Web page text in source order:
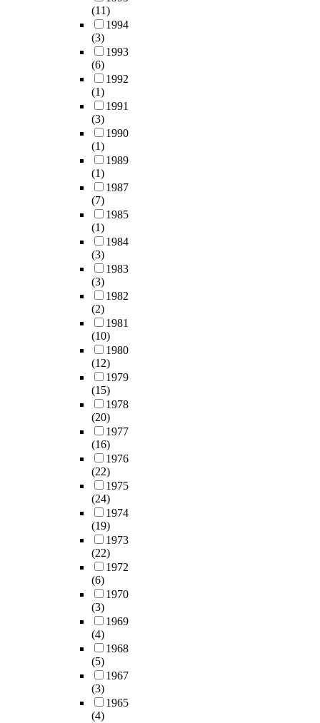
(11)
1994
(3)
1993
(6)
1992
(1)
1991
(3)
1990
(1)
1989
(1)
1987
(7)
1985
(1)
1984
(3)
1983
(3)
1982
(2)
1981
(10)
1980
(12)
1979
(15)
1978
(20)
1977
(16)
1976
(22)
1975
(24)
1974
(19)
1973
(22)
1972
(6)
1970
(3)
1969
(4)
1968
(5)
1967
(3)
1965
(4)